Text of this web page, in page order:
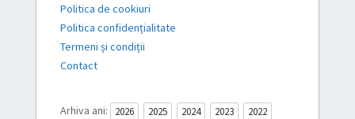
Politica de cookiuri
Politica confidențialitate
Termeni și condiții
Contact
Arhiva ani: 2026 2025 2024 2023
2022